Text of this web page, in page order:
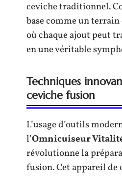
ceviche traditionnel.
base comme un
où chaque ajout peut
en une véritable
Techniques
ceviche fusion
L’usage d’outils
l’Omnicuiseur
révolutionne la
fusion. Cet appareil de